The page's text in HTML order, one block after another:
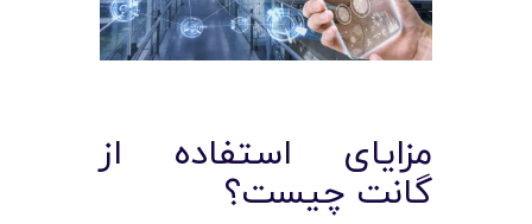
مزایای استفاده از
گانت چیست؟